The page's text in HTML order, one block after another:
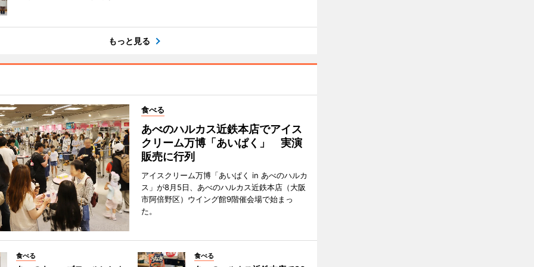
もっと見る
食べる
あべのハルカス近鉄本店でアイス
クリーム万博「あいぱく」 実演
販売に行列
アイスクリーム万博「あいぱく in あべのハルカ
ス」が8月5日、あべのハルカス近鉄本店（大阪
市阿倍野区）ウイング館9階催会場で始まっ
た。
食べる 食べる